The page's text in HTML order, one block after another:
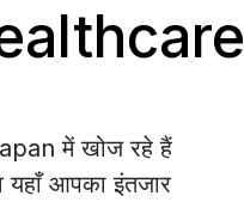
में खोज रहे हैं
यहाँ आपका इंतजार